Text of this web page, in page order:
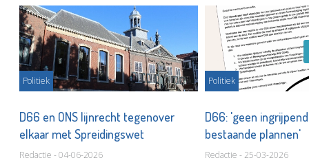
Politiek
D66 en ONS lijnrecht tegenover
elkaar met Spreidingswet
Redactie - 04-06-2026
Politiek
D66: 'geen
bestaande plannen'
Redactie - 25-03-2026